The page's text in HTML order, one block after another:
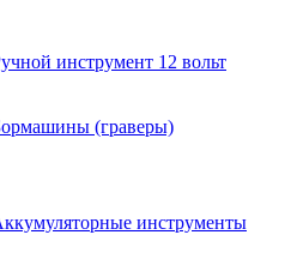
инструмент 12 вольт
(граверы)
инструменты